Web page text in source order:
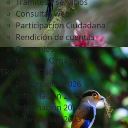
Consultas web
Participación Ciudadana
Rendición de cuentas
Convenios
Estatuto Orgánico
TRANSPARENCIA
Informacion 2026
Informacion 2025
Informacion 2024
Información 2023